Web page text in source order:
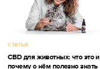
СТАТЬИ
CBD для животных: что это и
почему о нём полезно знать